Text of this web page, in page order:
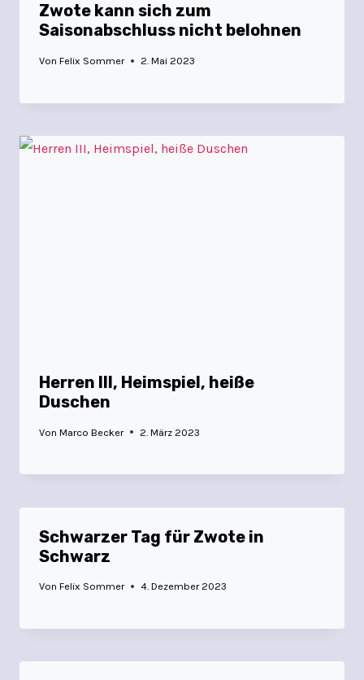
Zwote kann sich zum
Saisonabschluss nicht belohnen
Von Felix Sommer 2. Mai 2023
Herren III, Heimspiel, heiße
Duschen
Von Marco Becker 2. März 2023
Schwarzer Tag für Zwote in
Schwarz
Von Felix Sommer 4. Dezember 2023